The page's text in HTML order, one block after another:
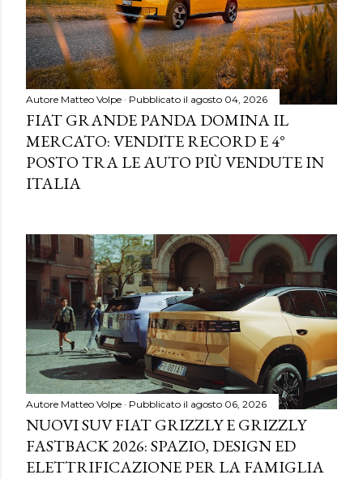
Autore Matteo Volpe Pubblicato il agosto 04, 2026
FIAT GRANDE PANDA DOMINA IL
MERCATO: VENDITE RECORD E 4°
POSTO TRA LE AUTO PIÙ VENDUTE IN
ITALIA
Autore Matteo Volpe Pubblicato il agosto 06, 2026
NUOVI SUV FIAT GRIZZLY E GRIZZLY
FASTBACK 2026: SPAZIO, DESIGN ED
ELETTRIFICAZIONE PER LA FAMIGLIA